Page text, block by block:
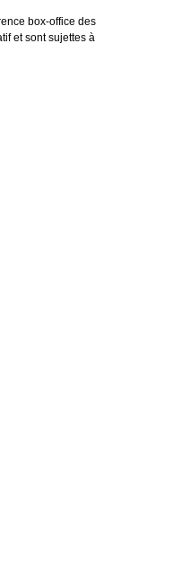
box-office des
et sont sujettes à